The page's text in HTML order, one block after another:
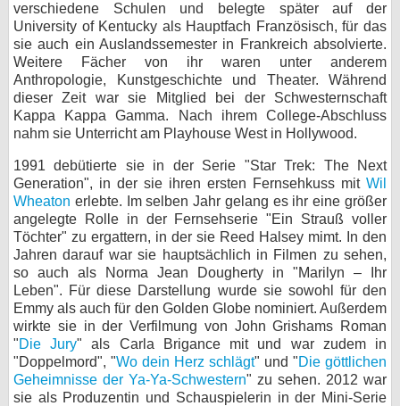
verschiedene Schulen und belegte später auf der
University of Kentucky als Hauptfach Französisch, für das
sie auch ein Auslandssemester in Frankreich absolvierte.
Weitere Fächer von ihr waren unter anderem
Anthropologie, Kunstgeschichte und Theater. Während
dieser Zeit war sie Mitglied bei der Schwesternschaft
Kappa Kappa Gamma. Nach ihrem College-Abschluss
nahm sie Unterricht am Playhouse West in Hollywood.
1991 debütierte sie in der Serie "Star Trek: The Next
Generation", in der sie ihren ersten Fernsehkuss mit Wil
Wheaton erlebte. Im selben Jahr gelang es ihr eine größer
angelegte Rolle in der Fernsehserie "Ein Strauß voller
Töchter" zu ergattern, in der sie Reed Halsey mimt. In den
Jahren darauf war sie hauptsächlich in Filmen zu sehen,
so auch als Norma Jean Dougherty in "Marilyn – Ihr
Leben". Für diese Darstellung wurde sie sowohl für den
Emmy als auch für den Golden Globe nominiert. Außerdem
wirkte sie in der Verfilmung von John Grishams Roman
"Die Jury" als Carla Brigance mit und war zudem in
"Doppelmord", "Wo dein Herz schlägt" und "Die göttlichen
Geheimnisse der Ya-Ya-Schwestern" zu sehen. 2012 war
sie als Produzentin und Schauspielerin in der Mini-Serie
bei Facebook
Kontakt
Nutzungsbedingungen
Cookie-Einstellungen
Impressum
Desktop-Ansicht
myFanbase